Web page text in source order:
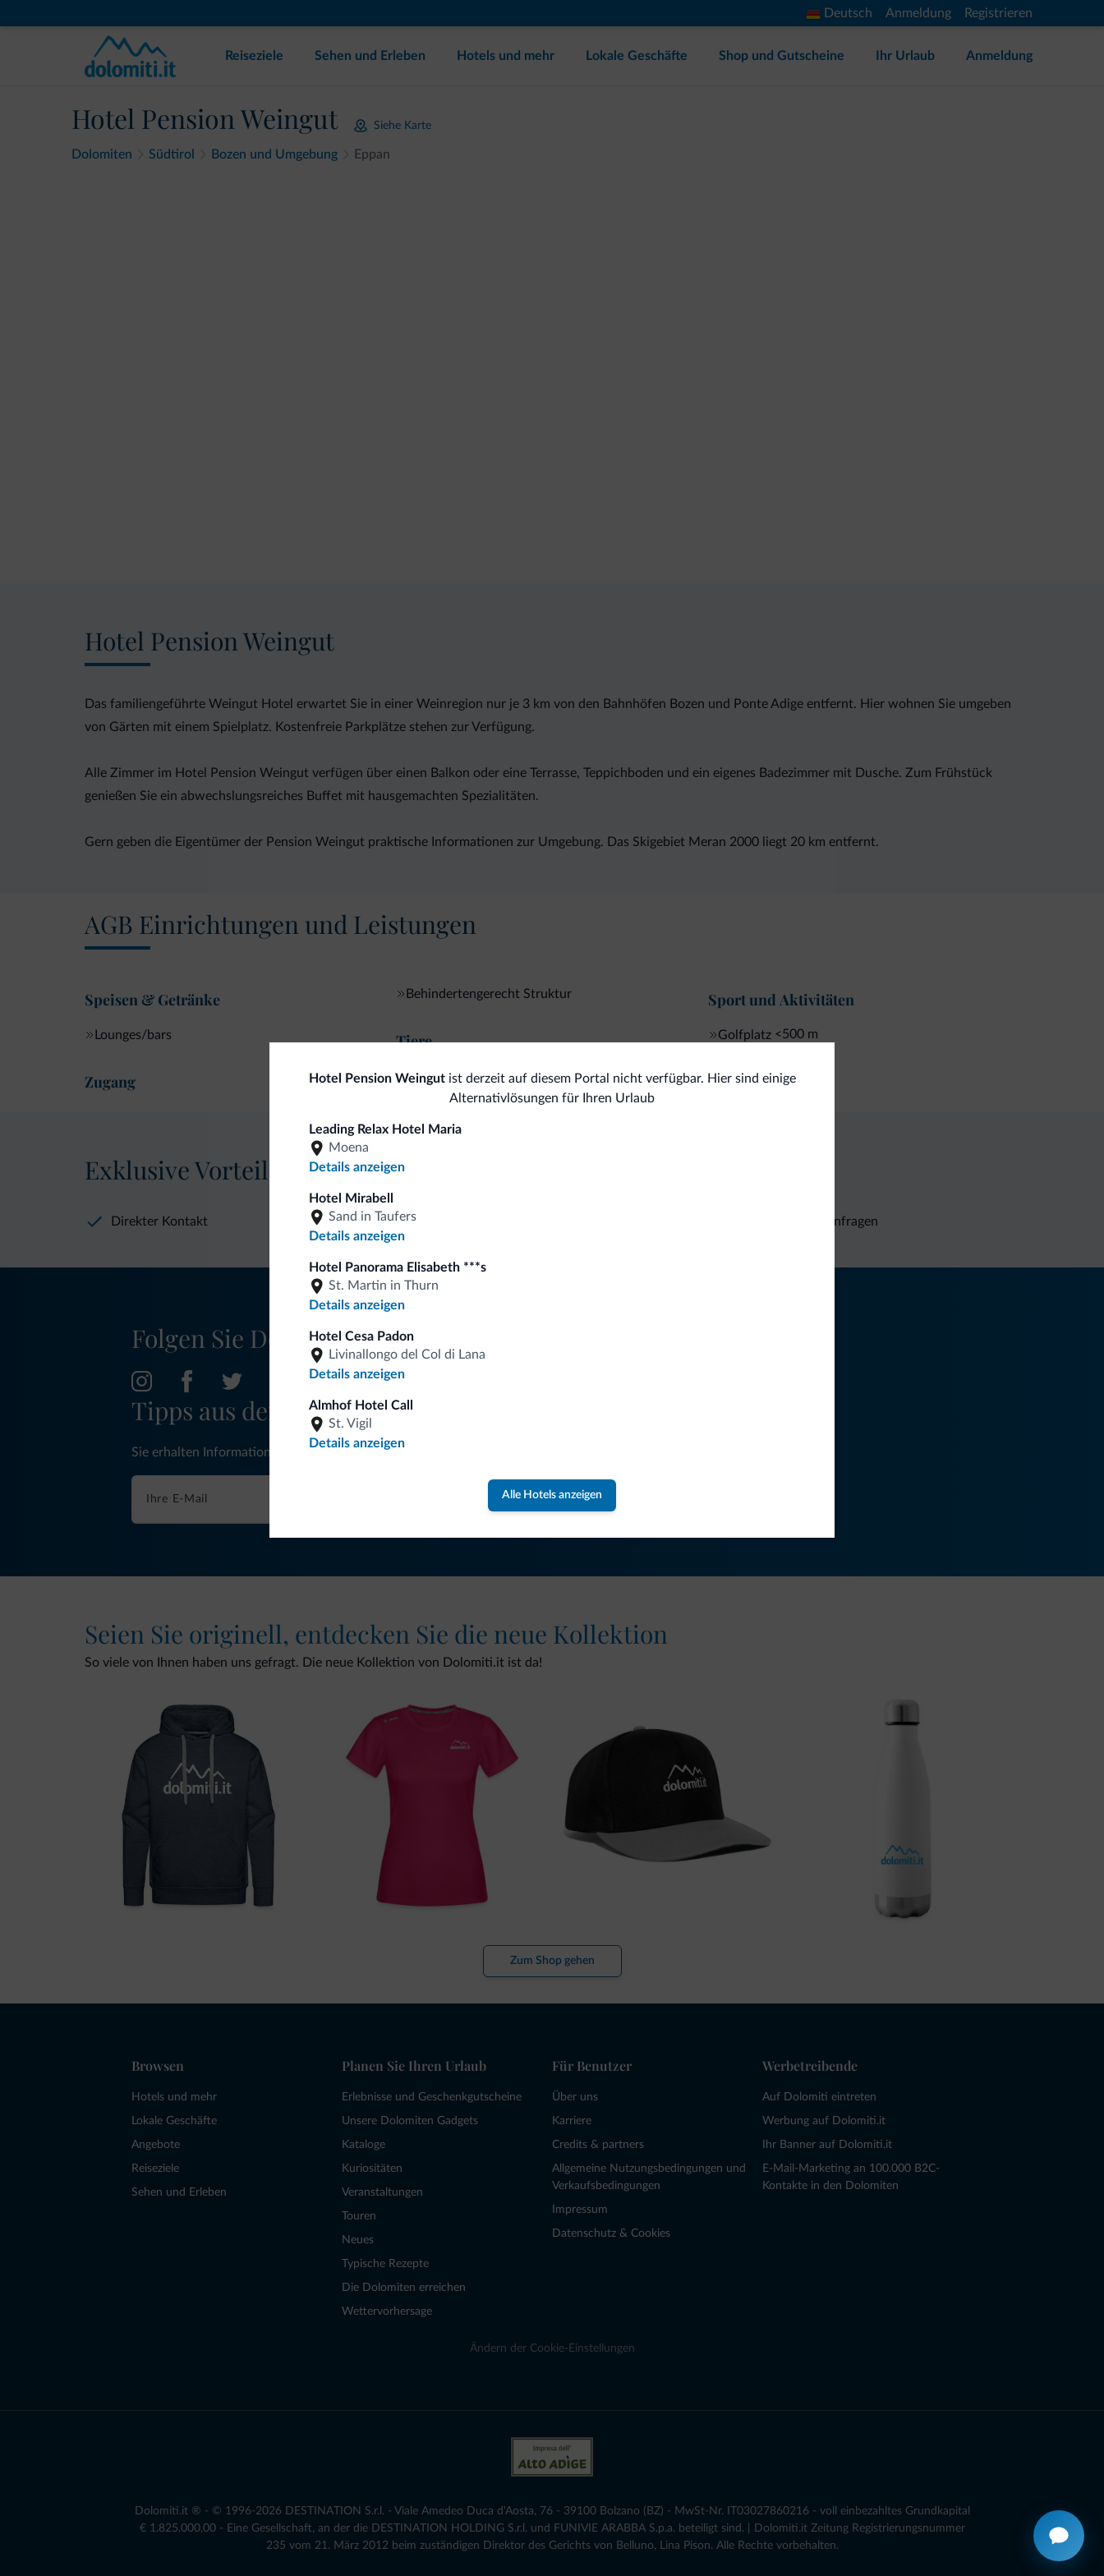
Deutsch Anmeldung Registrieren
Reiseziele Sehen und Erleben Hotels und mehr Lokale Geschäfte Shop und Gutscheine Ihr Urlaub Anmeldung
Hotel Pension Weingut Siehe Karte
Dolomiten Südtirol Bozen und Umgebung Eppan
Hotel Pension Weingut
Das familiengeführte Weingut Hotel erwartet Sie in einer Weinregion nur je 3 km von den Bahnhöfen Bozen und Ponte Adige entfernt. Hier wohnen Sie umgeben
von Gärten mit einem Spielplatz. Kostenfreie Parkplätze stehen zur Verfügung.
Alle Zimmer im Hotel Pension Weingut verfügen über einen Balkon oder eine Terrasse, Teppichboden und ein eigenes Badezimmer mit Dusche. Zum Frühstück
genießen Sie ein abwechslungsreiches Buffet mit hausgemachten Spezialitäten.
Gern geben die Eigentümer der Pension Weingut praktische Informationen zur Umgebung. Das Skigebiet Meran 2000 liegt 20 km entfernt.
AGB Einrichtungen und Leistungen
Speisen & Getränke
Lounges/bars
Zugang
Behindertengerecht Struktur
Tiere
Haustiere gestattet
Sport und Aktivitäten
Golfplatz <500 m
Trekkingwege
Hotel Pension Weingutist derzeit auf diesem Portal nicht verfügbar. Hier sind einige
Alternativlösungen für Ihren Urlaub
Leading Relax Hotel Maria
Moena
Details anzeigen
Hotel Mirabell
Sand in Taufers
Details anzeigen
Hotel Panorama Elisabeth ***s
St. Martin in Thurn
Details anzeigen
Hotel Cesa Padon
Livinallongo del Col di Lana
Details anzeigen
Almhof Hotel Call
St. Vigil
Details anzeigen
Alle Hotels anzeigen
Exklusive Vorteile von Dolomiti.it
Direkter Kontakt Unverbindliche Anfragen
Folgen Sie Dolomiti.it auf
Tipps aus den Dolomiten
Sie erhalten Informationen, exklusive Angebote und Neuigkeiten für Ihren Urlaub in den Dolomiten.
NEWSLETTER ABONNIEREN
Seien Sie originell, entdecken Sie die neue Kollektion
So viele von Ihnen haben uns gefragt. Die neue Kollektion von Dolomiti.it ist da!
Zum Shop gehen
Browsen
Hotels und mehr
Lokale Geschäfte
Angebote
Reiseziele
Sehen und Erleben
Planen Sie Ihren Urlaub
Erlebnisse und Geschenkgutscheine
Unsere Dolomiten Gadgets
Kataloge
Kuriositäten
Veranstaltungen
Touren
Neues
Typische Rezepte
Die Dolomiten erreichen
Wettervorhersage
Für Benutzer
Über uns
Karriere
Credits & partners
Allgemeine Nutzungsbedingungen und
Verkaufsbedingungen
Impressum
Datenschutz & Cookies
Werbetreibende
Auf Dolomiti eintreten
Werbung auf Dolomiti.it
Ihr Banner auf Dolomiti.it
E-Mail-Marketing an 100.000 B2C-
Kontakte in den Dolomiten
Ändern der Cookie-Einstellungen
Dolomiti.it ® - © 1996-2026 DESTINATION S.r.l. - Viale Amedeo Duca d'Aosta, 76 - 39100 Bolzano (BZ) - MwSt-Nr. IT03027860216 - voll einbezahltes Grundkapital
€ 1.825.000,00 - Eine Gesellschaft, an der die DESTINATION HOLDING S.r.l. und FUNIVIE ARABBA S.p.a. beteiligt sind. | Dolomiti.it Zeitung Registrierungsnummer
235 vom 21. März 2012 beim zuständigen Direktor des Gerichts von Belluno, Lina Pison. Alle Rechte vorbehalten.